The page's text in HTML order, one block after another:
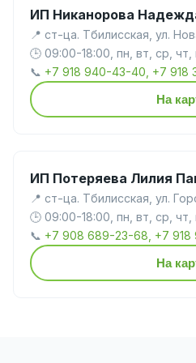
ИП Никанорова
📍 ст-ца. Тбилисская, ул.
🕒 09:00-18:00, пн, вт, ср, чт,
📞 +7 918 940-43-40, +7 918
На
ИП Потеряева Лилия
📍 ст-ца. Тбилисская, ул.
🕒 09:00-18:00, пн, вт, ср, чт,
📞 +7 908 689-23-68, +7
На